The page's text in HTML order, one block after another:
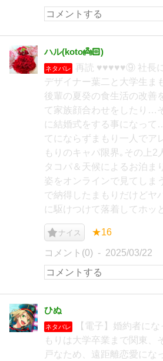
ハル(koto👼🏻‎)
ネタバレ
再読 ♥♥♥♥♥⑨ 社長
デザイナー葉二と大学生ま
後輩の夏癸の食生活の改善
て家族顔合わせをしたり…
に結婚式をする事になって
てにならずまもり一人でア
もりのキャパ限界｡その上2
タコパ＆天候によるお泊ま
姿をオンラインで見てしま
で納得したまもりだけどヤ
に駆けつけて落着してホッ
ナイス ★16
コメント(0) 2025/03/22
ひぬ
ネタバレ
【電子】婚約者に
もりは大学卒業まで関東、
戸なため、遠距離恋愛にな